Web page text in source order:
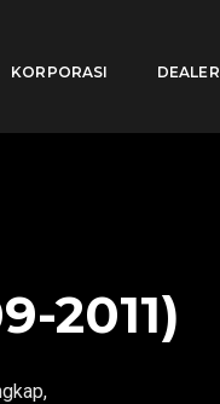
KORPORASI DEALER
2011)